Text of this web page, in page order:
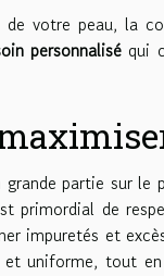
votre peau, la
personnaliséqui
partie sur le
de
impuretés et
uniforme, tout